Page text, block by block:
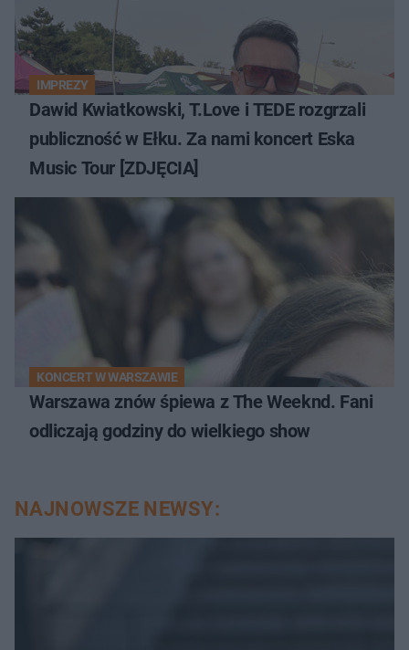
IMPREZY
Dawid Kwiatkowski, T.Love i TEDE rozgrzali
publiczność w Ełku. Za nami koncert Eska
Music Tour [ZDJĘCIA]
KONCERT W WARSZAWIE
Warszawa znów śpiewa z The Weeknd. Fani
odliczają godziny do wielkiego show
NAJNOWSZE NEWSY: